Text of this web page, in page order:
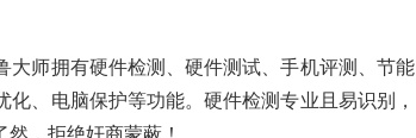
师拥有硬件检测、硬件测试、手机评测、节能
、电脑保护等功能。硬件检测专业且易识别，